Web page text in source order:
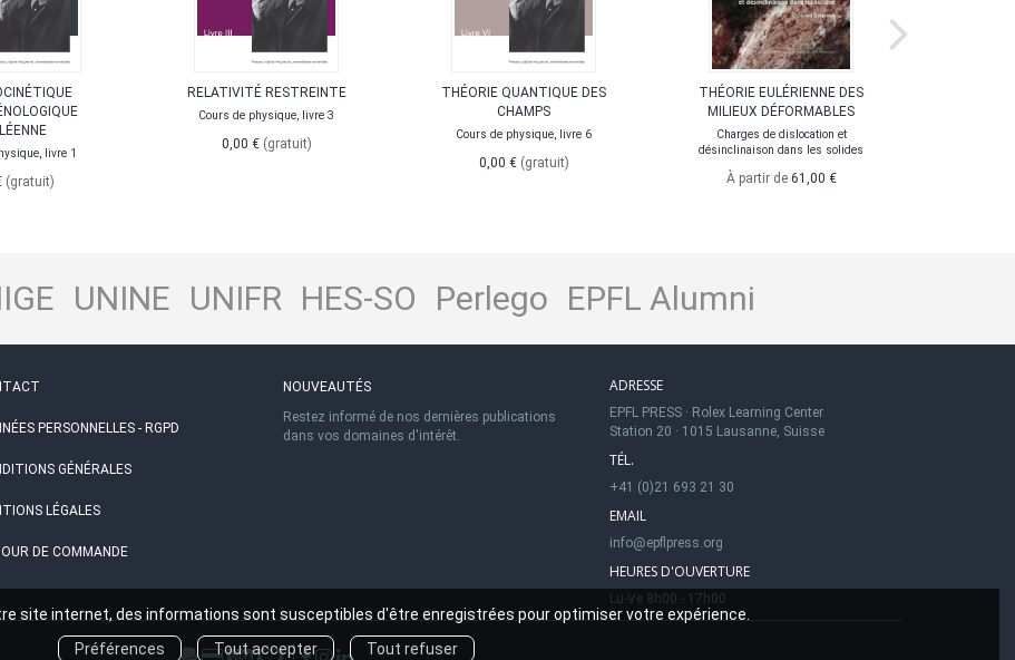
site internet, des informations sont susceptibles d'être enregistrées pour optimiser votre expérience.
Préférences
Tout accepter Tout refuser
livre 1
(gratuit)
RELATIVITÉ RESTREINTE
Cours de physique, livre 3
0,00 € (gratuit)
THÉORIE QUANTIQUE DES
CHAMPS
Cours de physique, livre 6
0,00 € (gratuit)
THÉORIE EULÉRIENNE DES
MILIEUX DÉFORMABLES
Charges de dislocation et
désinclinaison dans les solides
À partir de 61,00 €
UNINE UNIFR HES-SO Perlego EPFL Alumni
PERSONNELLES - RGPD
GÉNÉRALES
LÉGALES
DE COMMANDE
NOUVEAUTÉS
Restez informé de nos dernières publications
dans vos domaines d'intérêt.
ADRESSE
EPFL PRESS · Rolex Learning Center
Station 20 · 1015 Lausanne, Suisse
TÉL.
+41 (0)21 693 21 30
EMAIL
info@epflpress.org
HEURES D'OUVERTURE
Lu-Ve 8h00 - 17h00